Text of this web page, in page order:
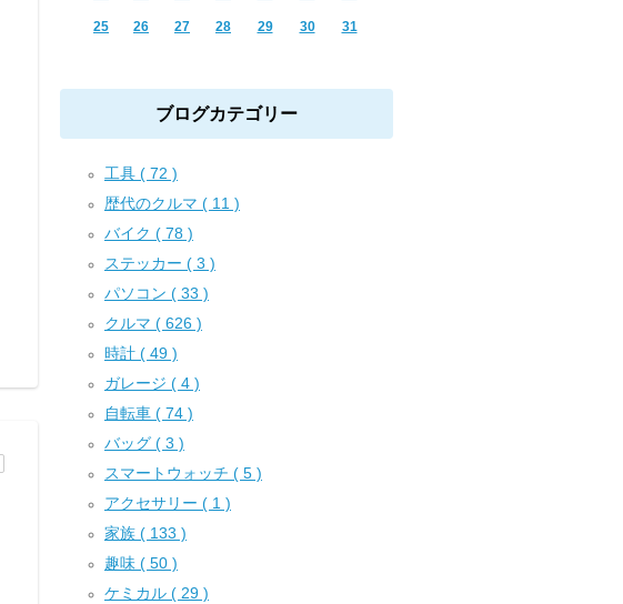
25 26 27 28 29 30 31
ブログカテゴリー
工具 ( 72 )
歴代のクルマ ( 11 )
バイク ( 78 )
ステッカー ( 3 )
パソコン ( 33 )
クルマ ( 626 )
時計 ( 49 )
ガレージ ( 4 )
自転車 ( 74 )
バッグ ( 3 )
スマートウォッチ ( 5 )
アクセサリー ( 1 )
家族 ( 133 )
趣味 ( 50 )
ケミカル ( 29 )